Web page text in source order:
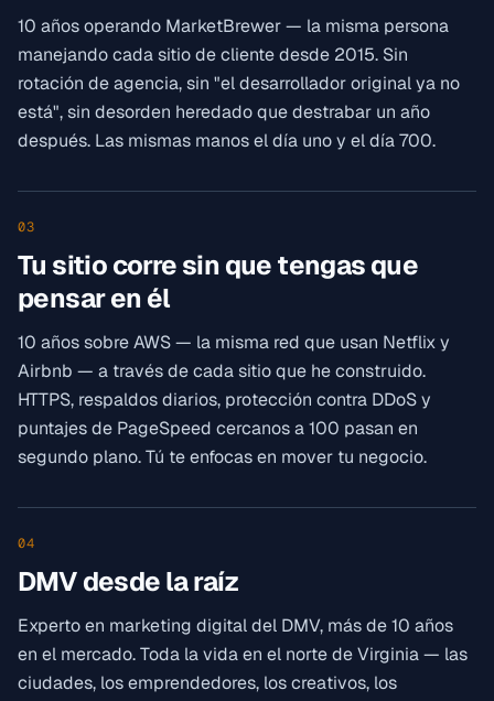
10 años operando MarketBrewer — la misma persona
manejando cada sitio de cliente desde 2015. Sin
rotación de agencia, sin "el desarrollador original ya no
está", sin desorden heredado que destrabar un año
después. Las mismas manos el día uno y el día 700.
03
Tu sitio corre sin que tengas que
pensar en él
10 años sobre AWS — la misma red que usan Netflix y
Airbnb — a través de cada sitio que he construido.
HTTPS, respaldos diarios, protección contra DDoS y
puntajes de PageSpeed cercanos a 100 pasan en
segundo plano. Tú te enfocas en mover tu negocio.
04
DMV desde la raíz
Experto en marketing digital del DMV, más de 10 años
en el mercado. Toda la vida en el norte de Virginia — las
ciudades, los emprendedores, los creativos, los